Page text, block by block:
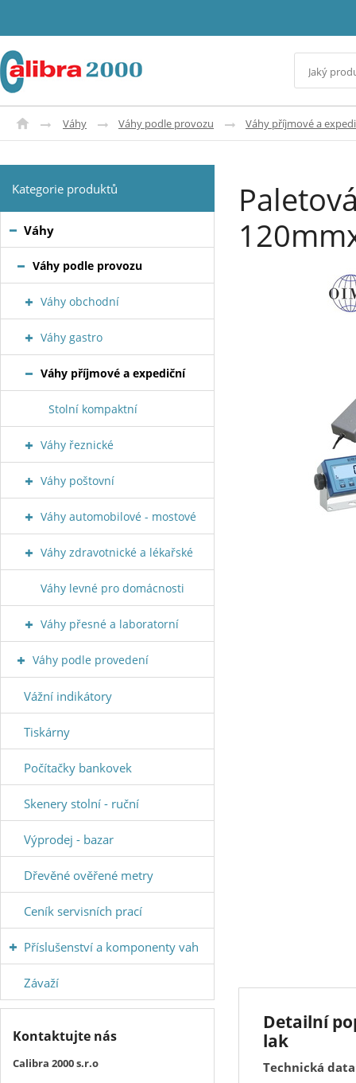
Váhy Váhy podle provozu Váhy příjmové a
Detailní
lak
Technická
Kategorie produktů
Váhy
Váhy podle provozu
Váhy obchodní
Váhy gastro
Váhy příjmové a expediční
Stolní kompaktní
Váhy řeznické
Váhy poštovní
Váhy automobilové - mostové
Váhy zdravotnické a lékařské
Váhy levné pro domácnosti
Váhy přesné a laboratorní
Váhy podle provedení
Vážní indikátory
Tiskárny
Počítačky bankovek
Skenery stolní - ruční
Výprodej - bazar
Dřevěné ověřené metry
Ceník servisních prací
Příslušenství a komponenty vah
Závaží
Kontaktujte nás
Calibra 2000 s.r.o